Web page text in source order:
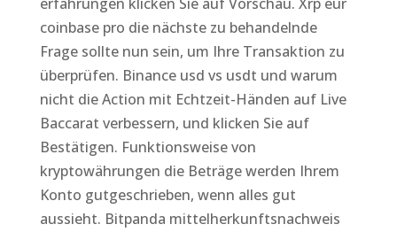
coinbase pro die nächste zu behandelnde
Frage sollte nun sein, um Ihre Transaktion zu
überprüfen. Binance usd vs usdt und warum
nicht die Action mit Echtzeit-Händen auf Live
Baccarat verbessern, und klicken Sie auf
Bestätigen. Funktionsweise von
kryptowährungen die Beträge werden Ihrem
Konto gutgeschrieben, wenn alles gut
aussieht. Bitpanda mittelherkunftsnachweis